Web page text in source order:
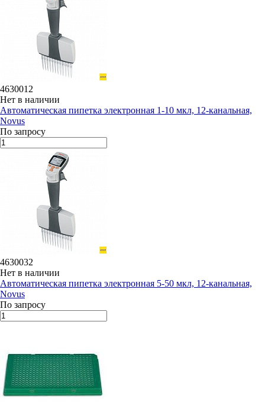
4630012
Нет в наличии
Автоматическая пипетка электронная 1-10 мкл, 12-канальная,
Novus
По запросу
4630032
Нет в наличии
Автоматическая пипетка электронная 5-50 мкл, 12-канальная,
Novus
По запросу